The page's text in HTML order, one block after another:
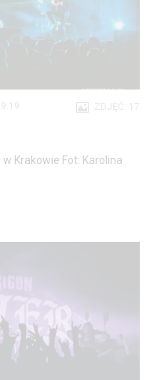
ZDJĘĆ: 17
Krakowie Fot: Karolina